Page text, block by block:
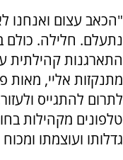
"הכאב עצום ואנחנו
נתעלם. חלילה. כולם
התארגנות קהילתית
מתנקזות אליי, מאות
לתרום להתגייס
טלפונים מקהילות
גדלותו ועוצמתו